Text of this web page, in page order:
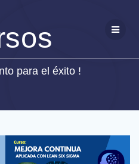
contenido
para el éxito !